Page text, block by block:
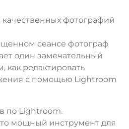
качественных фотографий
сеансе фотограф
один замечательный
как редактировать
с помощью Lightroom
по Lightroom.
мощный инструмент для